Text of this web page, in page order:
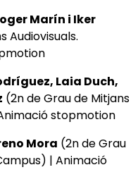
Marín i Iker
Audiovisuals.
Laia Duch,
(2n de Grau de Mitjans
stopmotion
Mora (2n de Grau
| Animació